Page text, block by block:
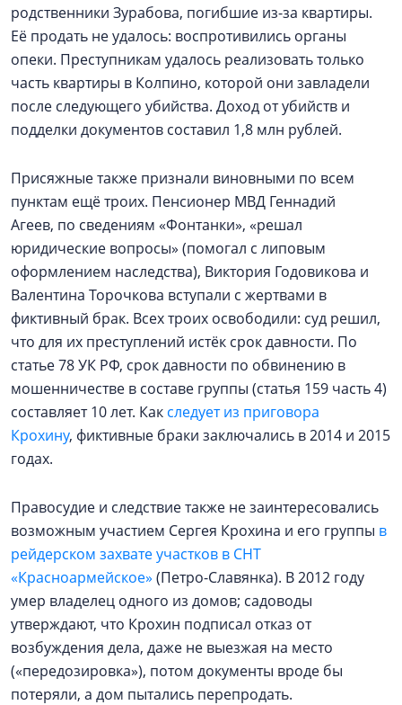
родственники Зурабова, погибшие из-за квартиры.
Её продать не удалось: воспротивились органы
опеки. Преступникам удалось реализовать только
часть квартиры в Колпино, которой они завладели
после следующего убийства. Доход от убийств и
подделки документов составил 1,8 млн рублей.
Присяжные также признали виновными по всем
пунктам ещё троих. Пенсионер МВД Геннадий
Агеев, по сведениям «Фонтанки», «решал
юридические вопросы» (помогал с липовым
оформлением наследства), Виктория Годовикова и
Валентина Торочкова вступали с жертвами в
фиктивный брак. Всех троих освободили: суд решил,
что для их преступлений истёк срок давности. По
статье 78 УК РФ, срок давности по обвинению в
мошенничестве в составе группы (статья 159 часть 4)
составляет 10 лет. Как следует из приговора
Крохину, фиктивные браки заключались в 2014 и 2015
годах.
Правосудие и следствие также не заинтересовались
возможным участием Сергея Крохина и его группы в
рейдерском захвате участков в СНТ
«Красноармейское» (Петро-Славянка). В 2012 году
умер владелец одного из домов; садоводы
утверждают, что Крохин подписал отказ от
возбуждения дела, даже не выезжая на место
(«передозировка»), потом документы вроде бы
потеряли, а дом пытались перепродать.